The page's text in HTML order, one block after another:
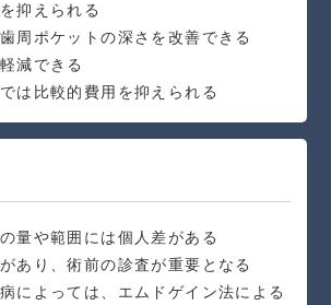
抑えられる
周ポケットの深さを改善できる
減できる
は比較的費用を抑えられる
量や範囲には個人差がある
あり、術前の診査が重要となる
によっては、エムドゲイン法による